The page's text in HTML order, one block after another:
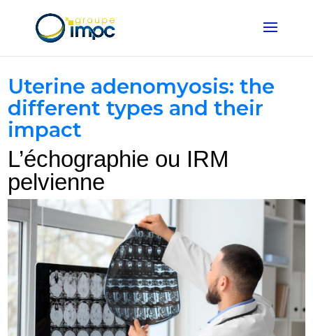
Uterine adenomyosis: the
different types and their
impact
L’échographie ou IRM
pelvienne